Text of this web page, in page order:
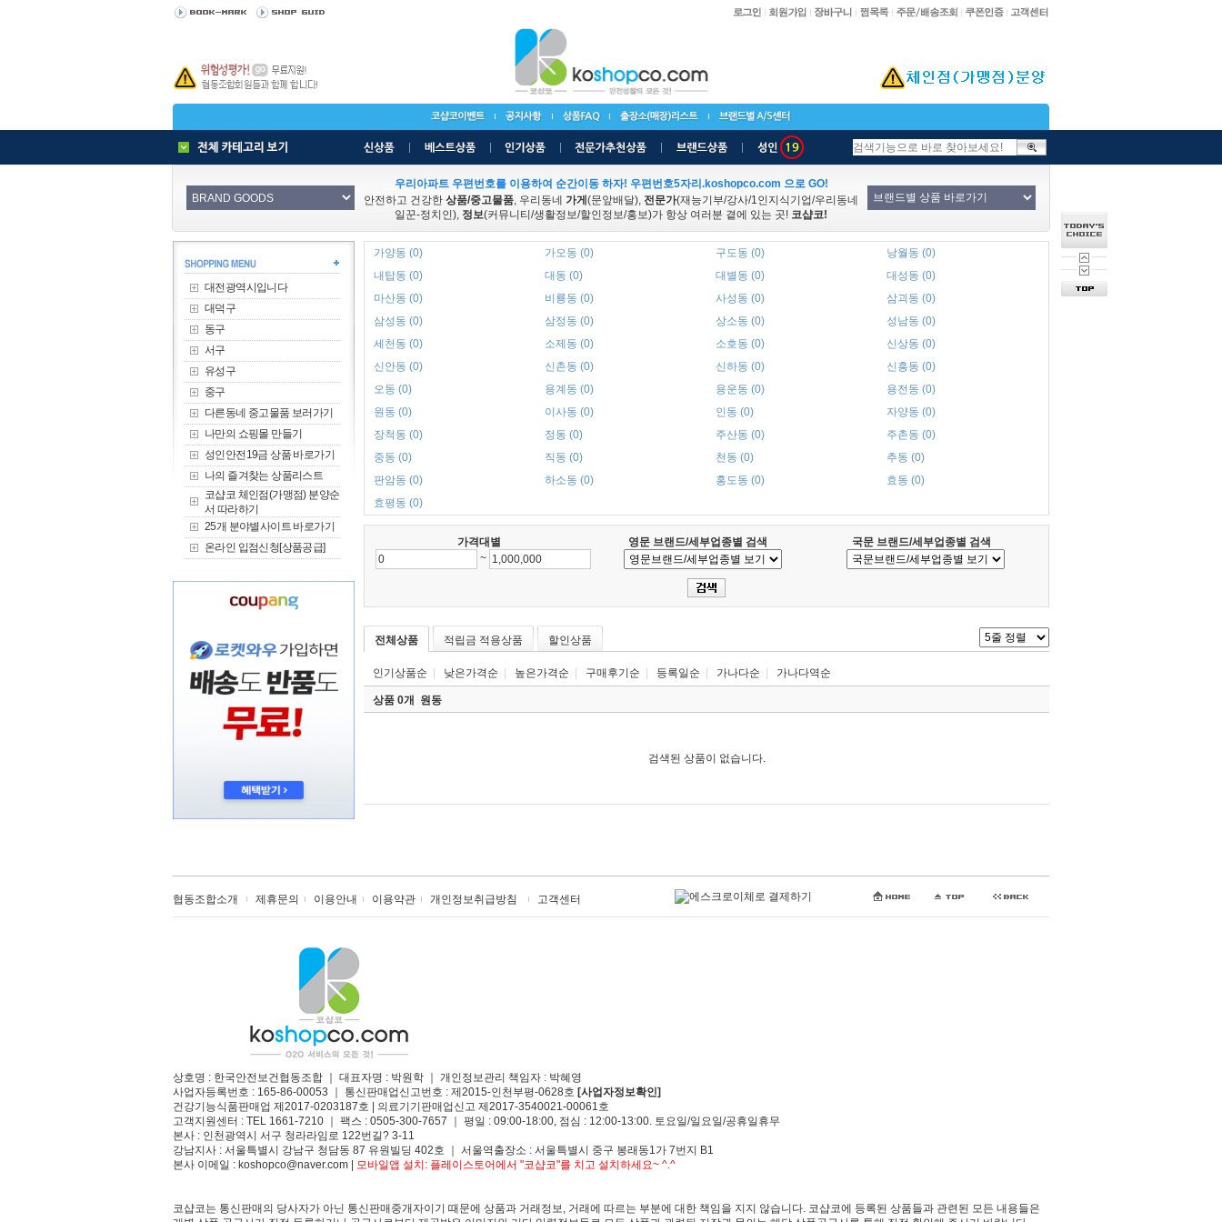
우리아파트 우편번호를 이용하여 순간이동 하자! 우편번호5자리.koshopco.com 으로 GO!
안전하고 건강한 상품/중고물품, 우리동네 가게 (문앞배달), 전문가(재능기부/강사/1인지식기업/우리동네
일꾼-정치인), 정보(커뮤니티/생활정보/할인정보/홍보)가 항상 여러분 곁에 있는 곳! 코샵코!
대전광역시입니다
대덕구
동구
서구
유성구
중구
다른동네 중고물품 보러가기
나만의 쇼핑몰 만들기
성인안전19금 상품 바로가기
나의 즐겨찾는 상품리스트
코샵코 체인점(가맹점) 분양순
서 따라하기
25개 분야별사이트 바로가기
온라인 입점신청[상품공급]
가양동 (0) 가오동 (0) 구도동 (0)
낭월동 (0)
내탑동 (0)
대동 (0) 대별동 (0)
대성동 (0)
마산동 (0)
비룡동 (0) 사성동 (0)
삼괴동 (0)
삼성동 (0)
삼정동 (0) 상소동 (0)
성남동 (0)
세천동 (0)
소제동 (0) 소호동 (0)
신상동 (0)
신안동 (0)
신촌동 (0) 신하동 (0)
신흥동 (0)
오동 (0)
용계동 (0) 용운동 (0)
용전동 (0)
원동 (0)
이사동 (0) 인동 (0)
자양동 (0)
장척동 (0)
정동 (0) 주산동 (0)
주촌동 (0)
중동 (0)
직동 (0) 천동 (0)
추동 (0)
판암동 (0)
하소동 (0) 홍도동 (0)
효동 (0)
효평동 (0)
가격대별 영문 브랜드/세부업종별 검색
국문 브랜드/세부업종별 검색
~
전체상품 적립금 적용상품 할인상품
인기상품순 낮은가격순 높은가격순 구매후기순 등록일순 가나다순 가나다역순
상품 0개 원동
검색된 상품이 없습니다.
협동조합소개 제휴문의 이용안내 이용약관 개인정보취급방침 고객센터
상호명 : 한국안전보건협동조합 ｜ 대표자명 : 박원학 ｜ 개인정보관리 책임자 : 박혜영
사업자등록번호 : 165-86-00053 ｜ 통신판매업신고번호 : 제2015-인천부평-0628호 [사업자정보확인]
건강기능식품판매업 제2017-0203187호 | 의료기기판매업신고 제2017-3540021-00061호
고객지원센터 : TEL 1661-7210 ｜ 팩스 : 0505-300-7657 ｜ 평일 : 09:00-18:00, 점심 : 12:00-13:00. 토요일/일요일/공휴일휴무
본사 : 인천광역시 서구 청라라임로 122번길? 3-11
강남지사 : 서울특별시 강남구 청담동 87 유원빌딩 402호 ｜ 서울역출장소 : 서울특별시 중구 봉래동1가 7번지 B1
본사 이메일 : koshopco@naver.com | 모바일앱 설치: 플레이스토어에서 "코샵코"를 치고 설치하세요~ ^.^
코샵코는 통신판매의 당사자가 아닌 통신판매중개자이기 때문에 상품과 거래정보, 거래에 따르는 부분에 대한 책임을 지지 않습니다. 코샵코에 등록된 상품들과 관련된 모든 내용들은